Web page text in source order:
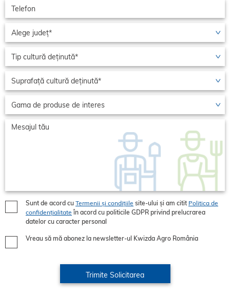
Sunt de acord cu Termenii și condițiile site-ului și am citit Politica de
confidențialitate în acord cu politicile GDPR privind prelucrarea
datelor cu caracter personal
Vreau să mă abonez la newsletter-ul Kwizda Agro România